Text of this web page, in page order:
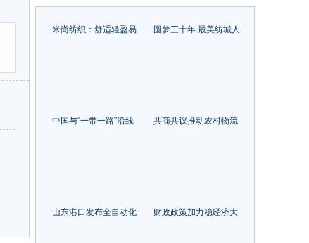
米尚纺织：舒适轻盈易
圆梦三十年 最美纺城人
中国与“一带一路”沿线
共商共议推动农村物流
山东港口发布全自动化
财政政策加力稳经济大